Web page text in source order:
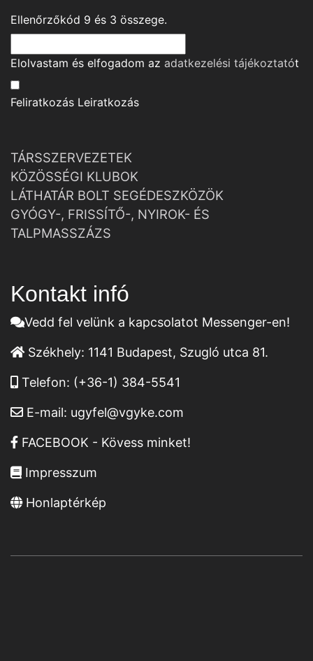
Ellenőrzőkód 9 és 3 összege.
Elolvastam és elfogadom az adatkezelési tájékoztatót
Feliratkozás Leiratkozás
TÁRSSZERVEZETEK
KÖZÖSSÉGI KLUBOK
LÁTHATÁR BOLT SEGÉDESZKÖZÖK
GYÓGY-, FRISSÍTŐ-, NYIROK- ÉS
TALPMASSZÁZS
Kontakt infó
Vedd fel velünk a kapcsolatot Messenger-en!
Székhely: 1141 Budapest, Szugló utca 81.
Telefon: (+36-1) 384-5541
E-mail: ugyfel@vgyke.com
FACEBOOK - Kövess minket!
Impresszum
Honlaptérkép